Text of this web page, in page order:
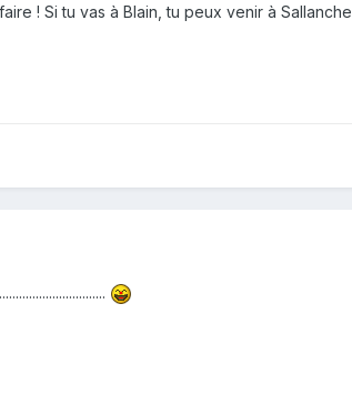
! Si tu vas à Blain, tu peux venir à